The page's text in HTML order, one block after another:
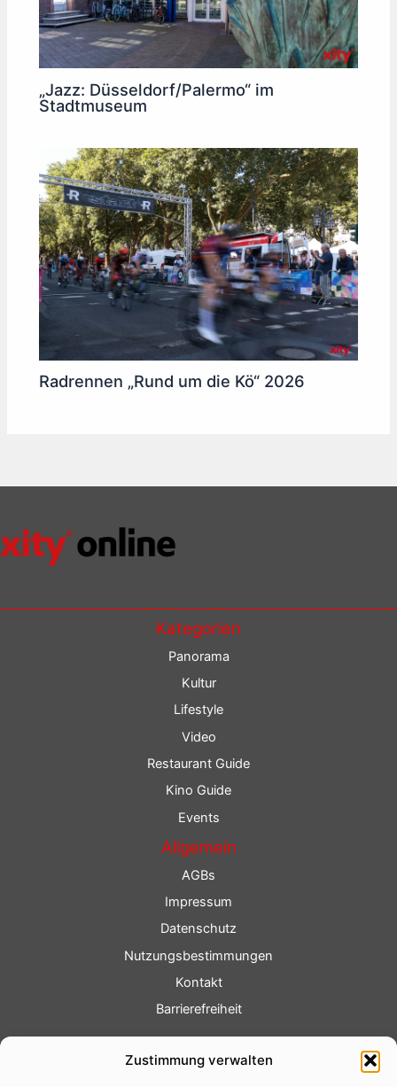
Zustimmung verwalten
„Jazz: Düsseldorf/Palermo“ im
Stadtmuseum
Radrennen „Rund um die Kö“ 2026
Kategorien
Panorama
Kultur
Lifestyle
Video
Restaurant Guide
Kino Guide
Events
Allgemein
AGBs
Impressum
Datenschutz
Nutzungsbestimmungen
Kontakt
Barrierefreiheit
Fotoservice